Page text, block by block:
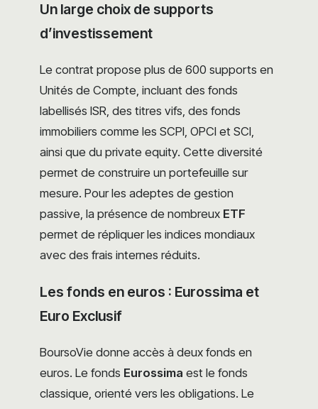
Un large choix de supports
d’investissement
Le contrat propose plus de 600 supports en
Unités de Compte, incluant des fonds
labellisés ISR, des titres vifs, des fonds
immobiliers comme les SCPI, OPCI et SCI,
ainsi que du private equity. Cette diversité
permet de construire un portefeuille sur
mesure. Pour les adeptes de gestion
passive, la présence de nombreux ETF
permet de répliquer les indices mondiaux
avec des frais internes réduits.
Les fonds en euros : Eurossima et
Euro Exclusif
BoursoVie donne accès à deux fonds en
euros. Le fonds Eurossima est le fonds
classique, orienté vers les obligations. Le